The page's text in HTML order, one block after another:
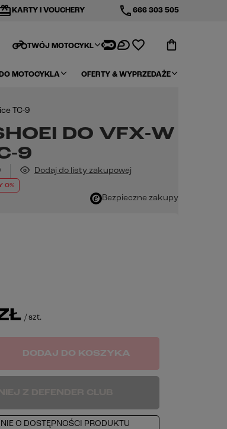
KARTY I VOUCHERY phone666 303 505
motorcycleTWÓJ MOTOCYKL
MOTOCYKLA OFERTY & WYPRZEDAŻE
TC-9
DO VFX-W
9
Dodaj do listy zakupowej
0%
Bezpieczne zakupy
/ szt.
DODAJ DO KOSZYKA
O DOSTĘPNOŚCI PRODUKTU